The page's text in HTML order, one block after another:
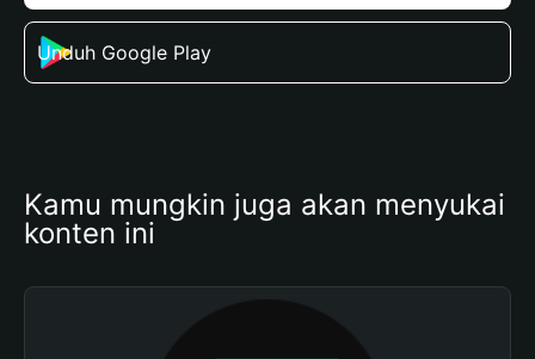
Unduh Google Play
Kamu mungkin juga akan menyukai
konten ini